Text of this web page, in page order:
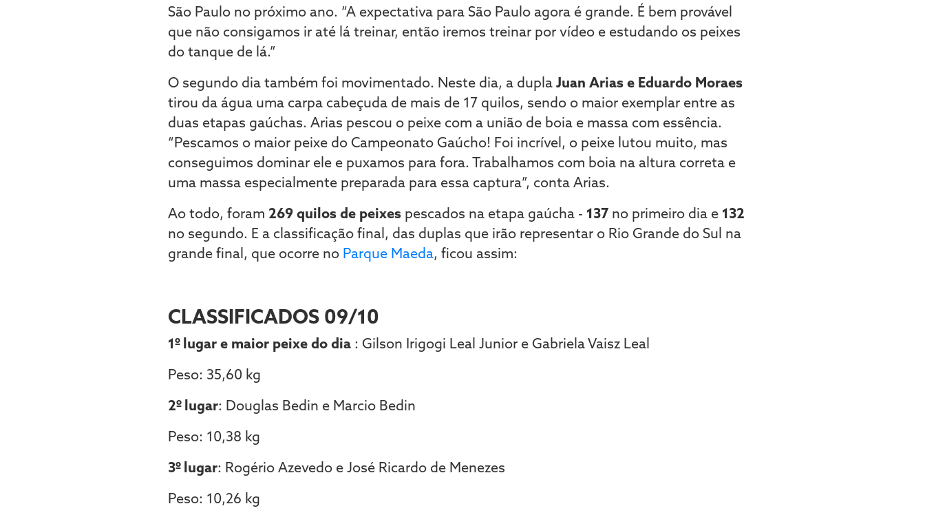
São Paulo no próximo ano. “A expectativa para São Paulo agora é grande. É bem provável
que não consigamos ir até lá treinar, então iremos treinar por vídeo e estudando os peixes
do tanque de lá.”
O segundo dia também foi movimentado. Neste dia, a dupla Juan Arias e Eduardo Moraes
tirou da água uma carpa cabeçuda de mais de 17 quilos, sendo o maior exemplar entre as
duas etapas gaúchas. Arias pescou o peixe com a união de boia e massa com essência.
“Pescamos o maior peixe do Campeonato Gaúcho! Foi incrível, o peixe lutou muito, mas
conseguimos dominar ele e puxamos para fora. Trabalhamos com boia na altura correta e
uma massa especialmente preparada para essa captura”, conta Arias.
Ao todo, foram 269 quilos de peixespescados na etapa gaúcha - 137no primeiro dia e132
no segundo. E a classificação final, das duplas que irão representar o Rio Grande do Sul na
grande final, que ocorre no Parque Maeda, ficou assim:
CLASSIFICADOS 09/10
1º lugar e maior peixe do dia : Gilson Irigogi Leal Junior e Gabriela Vaisz Leal
Peso: 35,60 kg
2º lugar: Douglas Bedin e Marcio Bedin
Peso: 10,38 kg
3º lugar: Rogério Azevedo e José Ricardo de Menezes
Peso: 10,26 kg